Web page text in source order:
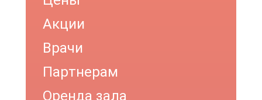
Акции
Врачи
Партнерам
Оренда зала